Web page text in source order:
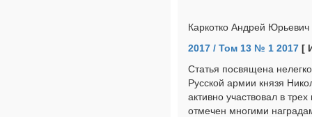
Каркотко Андрей Юрьевич
2017 / Том 13 № 1 2017 [
Статья посвящена
Русской армии князя
активно участвовал в
отмечен многими